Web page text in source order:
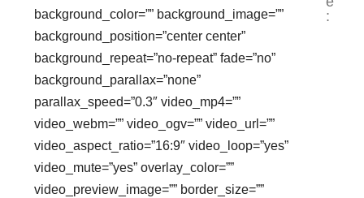
background_color=”” background_image=””
background_position=”center center”
background_repeat=”no-repeat” fade=”no”
background_parallax=”none”
parallax_speed=”0.3″ video_mp4=””
video_webm=”” video_ogv=”” video_url=””
video_aspect_ratio=”16:9″ video_loop=”yes”
video_mute=”yes” overlay_color=””
video_preview_image=”” border_size=””
: